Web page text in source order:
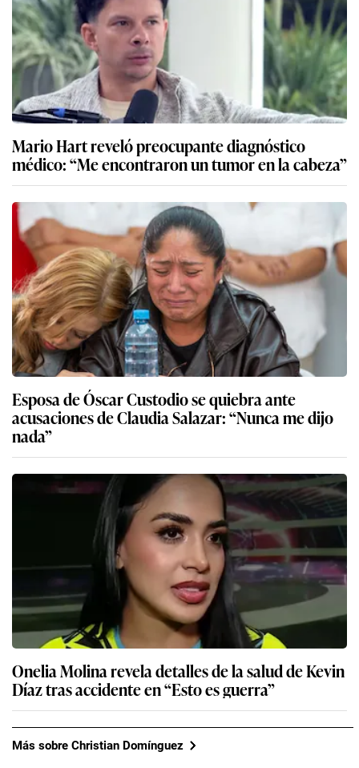
Mario Hart reveló preocupante diagnóstico
médico: “Me encontraron un tumor en la cabeza”
Esposa de Óscar Custodio se quiebra ante
acusaciones de Claudia Salazar: “Nunca me dijo
nada”
Onelia Molina revela detalles de la salud de Kevin
Díaz tras accidente en “Esto es guerra”
Más sobre Christian Domínguez